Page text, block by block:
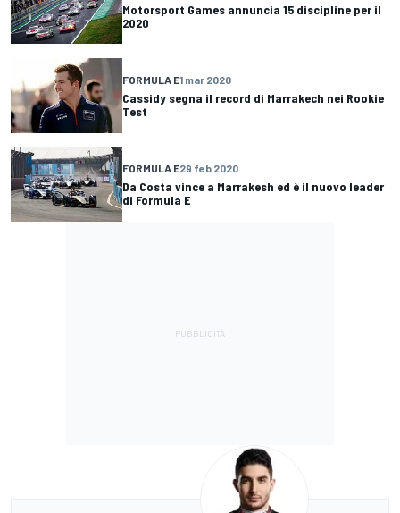
Motorsport Games annuncia 15 discipline per il
2020
FORMULA E1 mar 2020
Cassidy segna il record di Marrakech nei Rookie
Test
FORMULA E29 feb 2020
Da Costa vince a Marrakesh ed è il nuovo leader
di Formula E